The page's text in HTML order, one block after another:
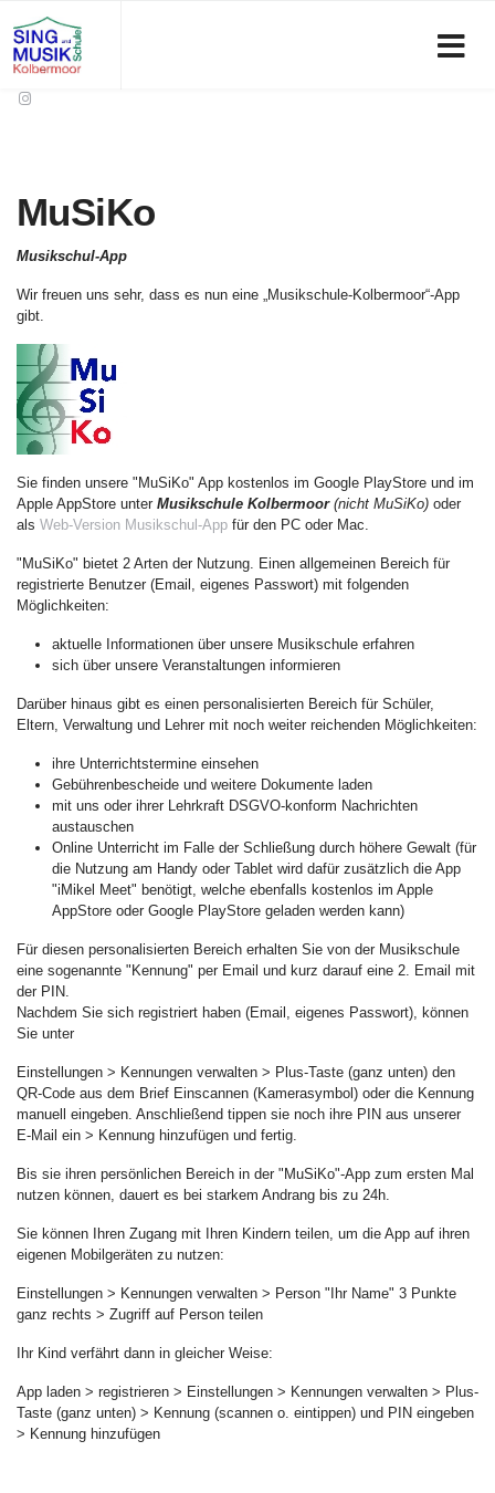
MuSiKo
Musikschul-App
Wir freuen uns sehr, dass es nun eine „Musikschule-Kolbermoor“-App
gibt.
Sie finden unsere "MuSiKo" App kostenlos im Google PlayStore und im
Apple AppStore unter Musikschule Kolbermoor(nicht MuSiKo) oder
als Web-Version Musikschul-App für den PC oder Mac.
"MuSiKo" bietet 2 Arten der Nutzung. Einen allgemeinen Bereich für
registrierte Benutzer (Email, eigenes Passwort) mit folgenden
Möglichkeiten:
aktuelle Informationen über unsere Musikschule erfahren
sich über unsere Veranstaltungen informieren
Darüber hinaus gibt es einen personalisierten Bereich für Schüler,
Eltern, Verwaltung und Lehrer mit noch weiter reichenden Möglichkeiten:
ihre Unterrichtstermine einsehen
Gebührenbescheide und weitere Dokumente laden
mit uns oder ihrer Lehrkraft DSGVO-konform Nachrichten
austauschen
Online Unterricht im Falle der Schließung durch höhere Gewalt (für
die Nutzung am Handy oder Tablet wird dafür zusätzlich die App
"iMikel Meet" benötigt, welche ebenfalls kostenlos im Apple
AppStore oder Google PlayStore geladen werden kann)
Für diesen personalisierten Bereich erhalten Sie von der Musikschule
eine sogenannte "Kennung" per Email und kurz darauf eine 2. Email mit
der PIN.
Nachdem Sie sich registriert haben (Email, eigenes Passwort), können
Sie unter
Einstellungen > Kennungen verwalten > Plus-Taste (ganz unten) den
QR-Code aus dem Brief Einscannen (Kamerasymbol) oder die Kennung
manuell eingeben. Anschließend tippen sie noch ihre PIN aus unserer
E-Mail ein > Kennung hinzufügen und fertig.
Bis sie ihren persönlichen Bereich in der "MuSiKo"-App zum ersten Mal
nutzen können, dauert es bei starkem Andrang bis zu 24h.
Sie können Ihren Zugang mit Ihren Kindern teilen, um die App auf ihren
eigenen Mobilgeräten zu nutzen:
Einstellungen > Kennungen verwalten > Person "Ihr Name" 3 Punkte
ganz rechts > Zugriff auf Person teilen
Ihr Kind verfährt dann in gleicher Weise:
App laden > registrieren > Einstellungen > Kennungen verwalten > Plus-
Taste (ganz unten) > Kennung (scannen o. eintippen) und PIN eingeben
> Kennung hinzufügen